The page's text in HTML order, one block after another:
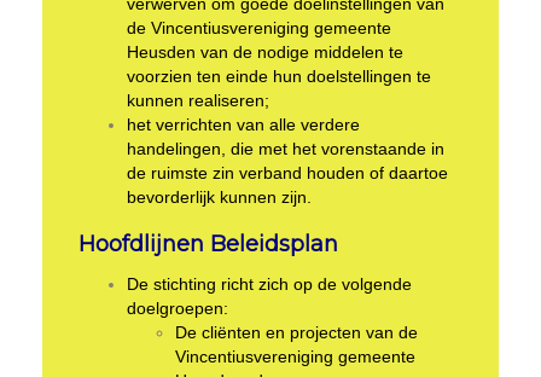
de Vincentiusvereniging gemeente
Heusden van de nodige middelen te
voorzien ten einde hun doelstellingen te
kunnen realiseren;
het verrichten van alle verdere
handelingen, die met het vorenstaande in
de ruimste zin verband houden of daartoe
bevorderlijk kunnen zijn.
Hoofdlijnen Beleidsplan
De stichting richt zich op de volgende
doelgroepen:
De cliënten en projecten van de
Vincentiusvereniging gemeente